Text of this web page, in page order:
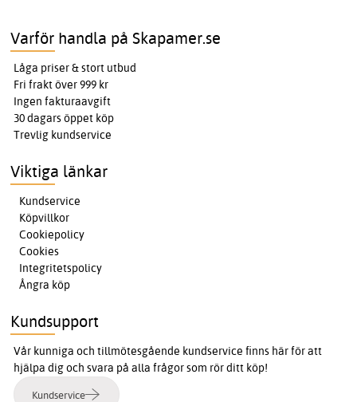
Varför handla på Skapamer.se
Låga priser & stort utbud
Fri frakt över 999 kr
Ingen fakturaavgift
30 dagars öppet köp
Trevlig kundservice
Viktiga länkar
Kundservice
Köpvillkor
Cookiepolicy
Cookies
Integritetspolicy
Ångra köp
Kundsupport
Vår kunniga och tillmötesgående kundservice finns här för att
hjälpa dig och svara på alla frågor som rör ditt köp!
Kundservice